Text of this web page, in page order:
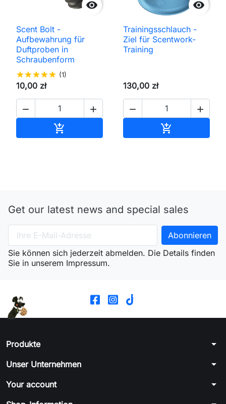

Scent Bolt -
Aufbewahrung für
Duftproben in
Schraubenform
starstarstarstarstar (1)
10,00 zł
 


Trainingsschlauch -
Ziel für Scentwork-
Training
130,00 zł
 

Get our latest news and special sales
Sie können sich jederzeit abmelden. Die Details finden
Sie in unserem Impressum.
Produkte arrow_drop_down
Unser Unternehmen arrow_drop_down
Your account arrow_drop_down